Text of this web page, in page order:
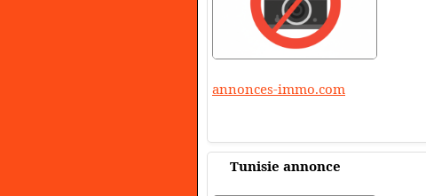
annonces-immo.com
Tunisie annonce